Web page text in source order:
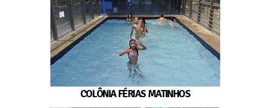
COLÔNIA FÉRIAS MATINHOS